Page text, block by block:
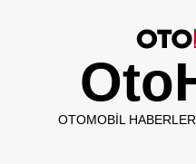
OTOMOBIL